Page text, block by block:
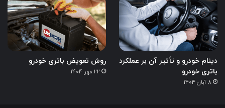
دینام خودرو و تأثیر آن بر عملکرد
باتری خودرو
8 آبان 1404
روش تعویض باتری خودرو
22 مهر 1404